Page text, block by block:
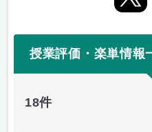
授業評価・楽単情報
18件